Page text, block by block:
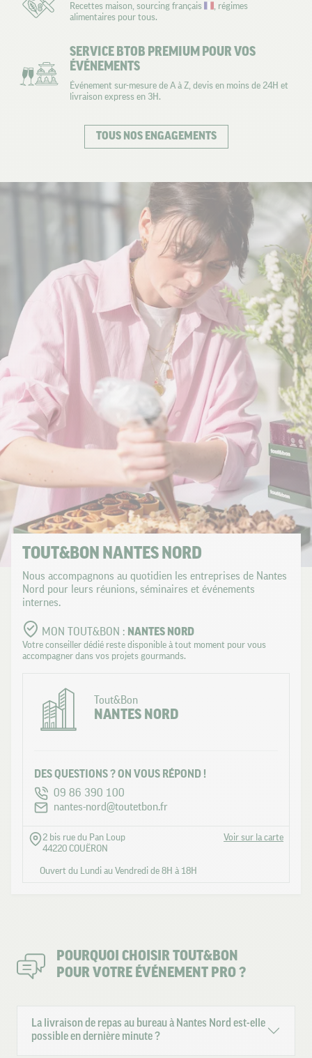
TOUS NOS ENGAGEMENTS
Recettes maison, sourcing français
, régimes
alimentaires pour tous.
SERVICE BTOB PREMIUM POUR VOS
ÉVÉNEMENTS
Événement sur-mesure de A à Z, devis en moins de 24H et
livraison express en 3H.
TOUT&BON NANTES NORD
Nous accompagnons au quotidien les entreprises de Nantes
Nord pour leurs réunions, séminaires et événements
internes.
MON TOUT&BON : NANTES NORD
Votre conseiller dédié reste disponible à tout moment pour vous
accompagner dans vos projets gourmands.
Tout&Bon
NANTES NORD
DES QUESTIONS ? ON VOUS RÉPOND !
09 86 390 100
nantes-nord@toutetbon.fr
2 bis rue du Pan Loup
44220 COUËRON
Voir sur la carte
Ouvert du Lundi au Vendredi de 8H à 18H
POURQUOI CHOISIR TOUT&BON
POUR VOTRE ÉVÉNEMENT PRO ?
La livraison de repas au bureau à Nantes Nord est-elle
possible en dernière minute ?